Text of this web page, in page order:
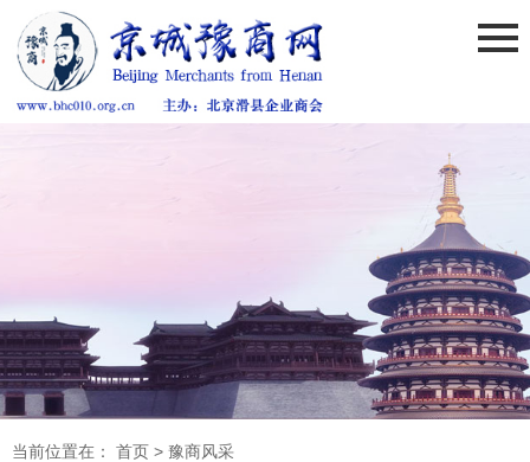
当前位置在： 首页 > 豫商风采